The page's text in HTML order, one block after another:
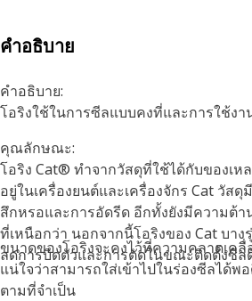
คำอธิบาย
คำอธิบาย:
โอริงใช้ในการซีลแบบคงที่และการใช้งา
คุณลักษณะ:
โอริง Cat® ทำจากวัสดุที่ใช้ได้กับของเ
อยู่ในเครื่องยนต์และเครื่องจักร Cat วัส
สึกหรอและการอัดรีด อีกทั้งยังมีความต้า
ที่เหนือกว่า นอกจากนี้โอริงของ Cat บาง
ลดการบิดตัวและการตัดในขณะติดตั้งซีล
ขนาดของโอริงจะคงไว้ที่ความคลาดเคลื่
แน่ใจว่าสามารถใส่เข้าไปในร่องซีลได้
ตามที่จำเป็น